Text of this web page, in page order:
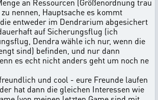
an Ressourcen (Größenordnung trau
nennen, Hauptsache es kommt
entweder im Dendrarium abgesichert
auf Sicherungsflug (ich
Dendra wähle ich nur, wenn die
sind) befinden, und nur dann
es echt nicht anders geht um noch ne
und cool - eure Freunde laufen
hat dann die gleichen Interessen wie